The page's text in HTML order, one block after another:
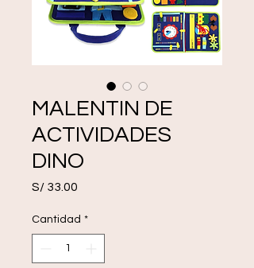
MALENTIN DE
ACTIVIDADES
DINO
S/ 33.00
Cantidad *